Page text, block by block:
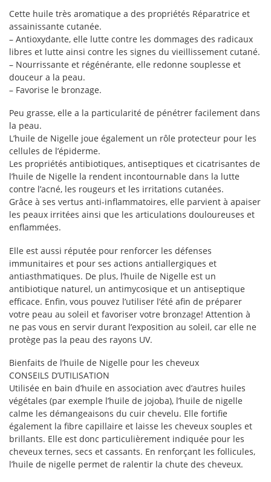
Cette huile très aromatique a des propriétés Réparatrice et
assainissante cutanée.
– Antioxydante, elle lutte contre les dommages des radicaux
libres et lutte ainsi contre les signes du vieillissement cutané.
– Nourrissante et régénérante, elle redonne souplesse et
douceur a la peau.
– Favorise le bronzage.
Peu grasse, elle a la particularité de pénétrer facilement dans
la peau.
L’huile de Nigelle joue également un rôle protecteur pour les
cellules de l’épiderme.
Les propriétés antibiotiques, antiseptiques et cicatrisantes de
l’huile de Nigelle la rendent incontournable dans la lutte
contre l’acné, les rougeurs et les irritations cutanées.
Grâce à ses vertus anti-inflammatoires, elle parvient à apaiser
les peaux irritées ainsi que les articulations douloureuses et
enflammées.
Elle est aussi réputée pour renforcer les défenses
immunitaires et pour ses actions antiallergiques et
antiasthmatiques. De plus, l’huile de Nigelle est un
antibiotique naturel, un antimycosique et un antiseptique
efficace. Enfin, vous pouvez l’utiliser l’été afin de préparer
votre peau au soleil et favoriser votre bronzage! Attention à
ne pas vous en servir durant l’exposition au soleil, car elle ne
protège pas la peau des rayons UV.
Bienfaits de l’huile de Nigelle pour les cheveux
CONSEILS D’UTILISATION
Utilisée en bain d’huile en association avec d’autres huiles
végétales (par exemple l’huile de jojoba), l’huile de nigelle
calme les démangeaisons du cuir chevelu. Elle fortifie
également la fibre capillaire et laisse les cheveux souples et
brillants. Elle est donc particulièrement indiquée pour les
cheveux ternes, secs et cassants. En renforçant les follicules,
l’huile de nigelle permet de ralentir la chute des cheveux.